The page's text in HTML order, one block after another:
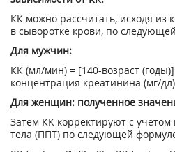
КК можно рассчитать, исходя из
в сыворотке крови, по
Для мужчин:
КК (мл/мин) = [140-возраст (годы)]
концентрация креатинина (мг/дл)
Для женщин: полученное
Затем КК корректируют с
тела (ППТ) по следующей